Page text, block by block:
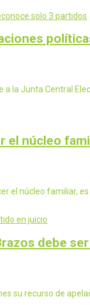
a la Junta Central
el núcleo
el núcleo familiar,
debe
su recurso de